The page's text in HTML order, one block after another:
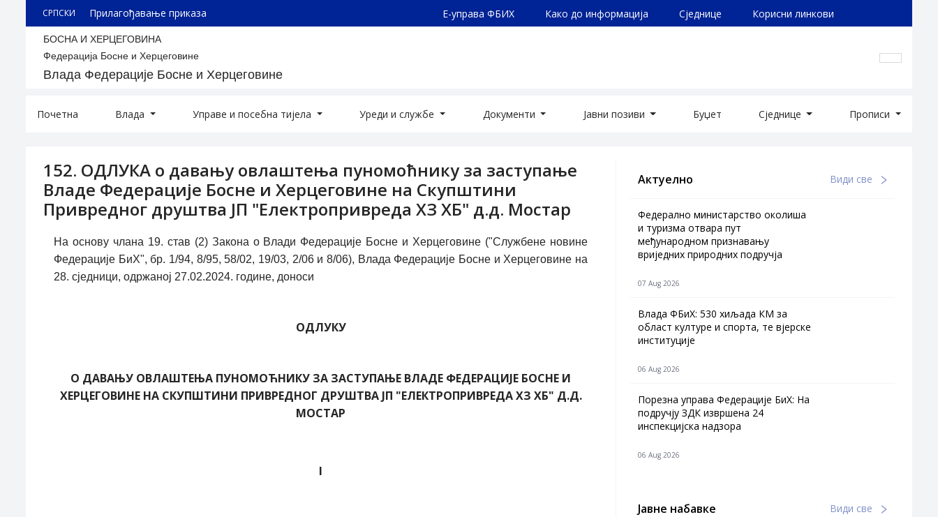
СРПСКИ Прилагођавање приказа Е-управа ФБИХ Како до информација Сједнице Корисни линкови
БОСНА И ХЕРЦЕГОВИНА
Федерација Босне и Херцеговине
Влада Федерације Босне и Херцеговине
Почетна Влада Управе и посебна тијела Уреди и службе Документи Јавни позиви Буџет Сједнице Прописи
152. ОДЛУКА о давању овлаштења пуномоћнику за заступање
Владе Федерације Босне и Херцеговине на Скупштини
Привредног друштва ЈП "Електропривреда ХЗ ХБ" д.д. Мостар
На основу члана 19. став (2) Закона о Влади Федерације Босне и Херцеговине ("Службене новине
Федерације БиХ", бр. 1/94, 8/95, 58/02, 19/03, 2/06 и 8/06), Влада Федерације Босне и Херцеговине на
28. сједници, одржаној 27.02.2024. године, доноси
ОДЛУКУ
О ДАВАЊУ ОВЛАШТЕЊА ПУНОМОЋНИКУ ЗА ЗАСТУПАЊЕ ВЛАДЕ ФЕДЕРАЦИЈЕ БОСНЕ И
ХЕРЦЕГОВИНЕ НА СКУПШТИНИ ПРИВРЕДНОГ ДРУШТВА ЈП "ЕЛЕКТРОПРИВРЕДА ХЗ ХБ" Д.Д.
МОСТАР
I
Актуелно Види све
Федерално министарство околиша
и туризма отвара пут
међународном признавању
вриједних природних подручја
07 Aug 2026
Влада ФБиХ: 530 хиљада КМ за
област културе и спорта, те вјерске
институције
06 Aug 2026
Порезна управа Федерације БиХ: На
подручју ЗДК извршена 24
инспекцијска надзора
06 Aug 2026
Јавне набавке Види све